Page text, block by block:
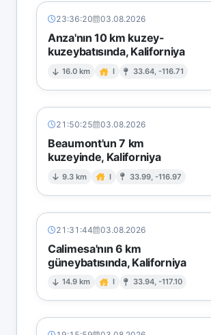
23:36:20 03.08.2026
Anza'nın 10 km kuzey-
kuzeybatısında, Kaliforniya
16.0 km I 33.64, -116.71
21:50:25 03.08.2026
Beaumont'un 7 km
kuzeyinde, Kaliforniya
9.3 km I 33.99, -116.97
21:31:44 03.08.2026
Calimesa'nın 6 km
güneybatısında, Kaliforniya
14.9 km I 33.94, -117.10